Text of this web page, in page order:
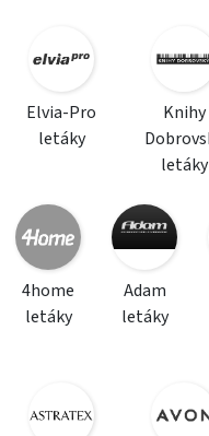
Elvia-Pro
letáky
Knihy
letáky
4home
letáky
Adam
letáky